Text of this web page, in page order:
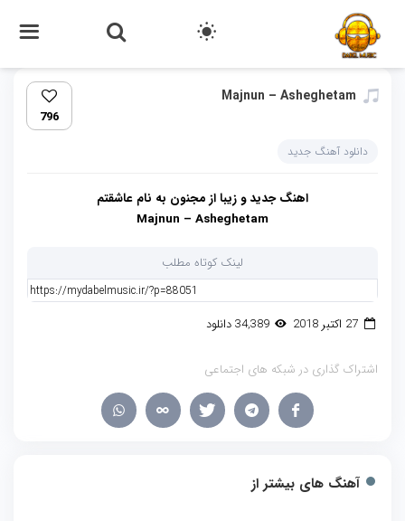
Majnun – Asheghetam
796
دانلود آهنگ جدید
اهنگ جدید و زیبا از مجنون به نام عاشقتم
Majnun – Asheghetam
لینک کوتاه مطلب
27 اکتبر 2018 34,389 دانلود
اشتراک گذاری در شبکه های اجتماعی
آهنگ های بیشتر از